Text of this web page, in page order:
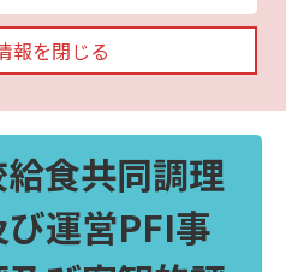
報を閉じる
食共同調理
運営PFI事